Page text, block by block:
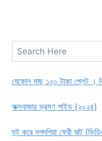
Search
যেকোন মাছ ১২০ টাকা প্লেট ।
কক্সবাজার ভ্রমণ গাইড (২০২৪)
হুট করে দপদপিয়া ফেরী ঘাট